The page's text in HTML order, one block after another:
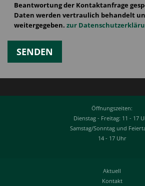
Feld
leer.
Feld
leer.
Beantwortung der Kontaktanfrage
Daten werden vertraulich behandelt
weitergegeben. zur
Öffnungszeiten:
Dienstag - Freitag: 11 - 17
Samstag/Sonntag und
14 - 17 Uhr
Aktuell
Kontakt